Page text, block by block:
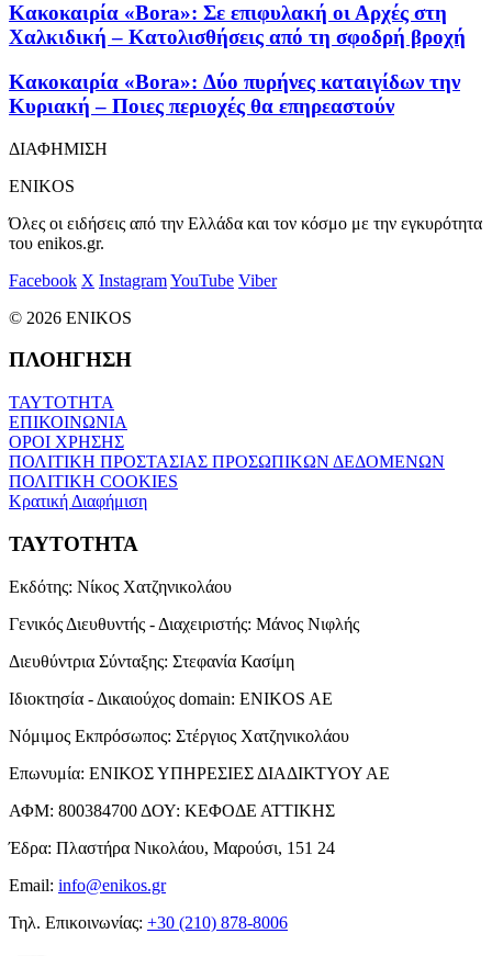
Κακοκαιρία «Bora»: Σε επιφυλακή οι Αρχές στη
Χαλκιδική – Κατολισθήσεις από τη σφοδρή βροχή
Κακοκαιρία «Bora»: Δύο πυρήνες καταιγίδων την
Κυριακή – Ποιες περιοχές θα επηρεαστούν
ΔΙΑΦΗΜΙΣΗ
ENIKOS
Όλες οι ειδήσεις από την Ελλάδα και τον κόσμο με την εγκυρότητα
του enikos.gr.
Facebook X InstagramYouTube Viber
© 2026 ENIKOS
ΠΛΟΗΓΗΣΗ
ΤΑΥΤΟΤΗΤΑ
ΕΠΙΚΟΙΝΩΝΙΑ
ΟΡΟΙ ΧΡΗΣΗΣ
ΠΟΛΙΤΙΚΗ ΠΡΟΣΤΑΣΙΑΣ ΠΡΟΣΩΠΙΚΩΝ ΔΕΔΟΜΕΝΩΝ
ΠΟΛΙΤΙΚΗ COOKIES
Κρατική Διαφήμιση
ΤΑΥΤΟΤΗΤΑ
Εκδότης: Νίκος Χατζηνικολάου
Γενικός Διευθυντής - Διαχειριστής: Μάνος Νιφλής
Διευθύντρια Σύνταξης: Στεφανία Κασίμη
Ιδιοκτησία - Δικαιούχος domain: ENIKOS AE
Νόμιμος Εκπρόσωπος: Στέργιος Χατζηνικολάου
Επωνυμία: ΕΝΙΚΟΣ ΥΠΗΡΕΣΙΕΣ ΔΙΑΔΙΚΤΥΟΥ ΑΕ
ΑΦΜ: 800384700 ΔΟΥ: ΚΕΦΟΔΕ ΑΤΤΙΚΗΣ
Έδρα: Πλαστήρα Νικολάου, Μαρούσι, 151 24
Email: info@enikos.gr
Τηλ. Επικοινωνίας: +30 (210) 878-8006